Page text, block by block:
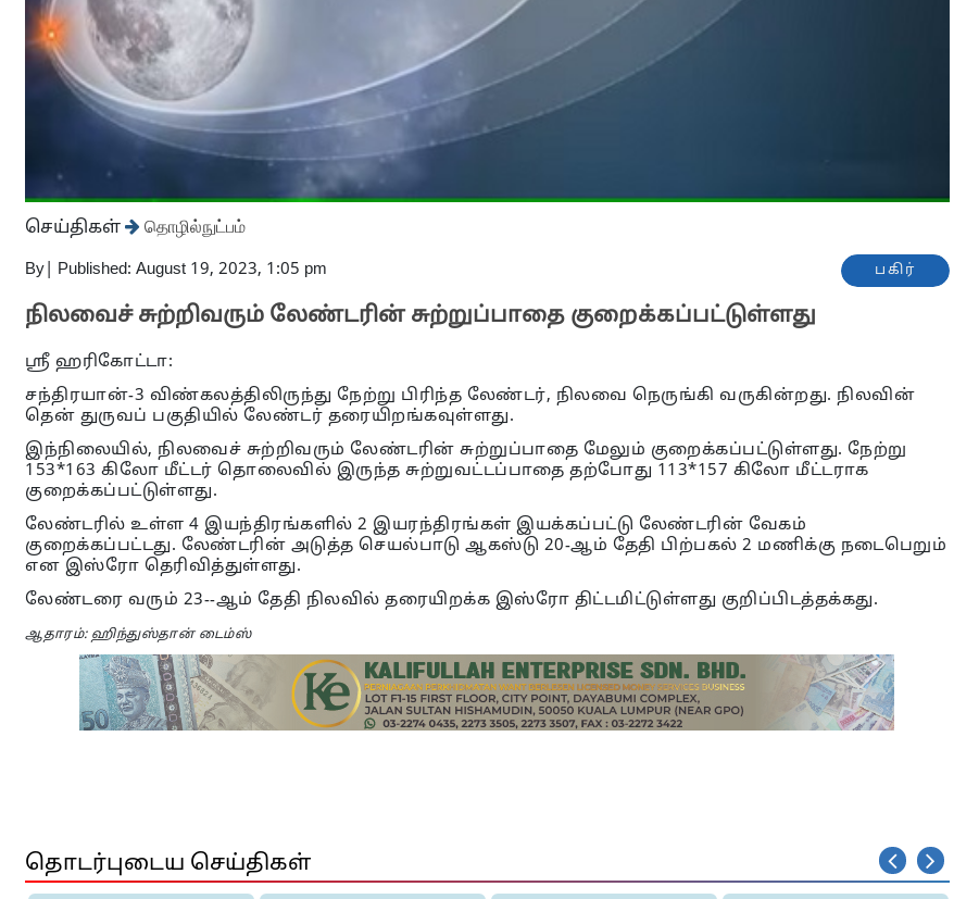
செய்திகள் தொழில்நுட்பம்
By Published: August 19, 2023, 1:05 pm பகிர்
நிலவைச் சுற்றிவரும் லேண்டரின் சுற்றுப்பாதை குறைக்கப்பட்டுள்ளது
ஸ்ரீ ஹரிகோட்டா:
சந்திரயான்-3 விண்கலத்திலிருந்து நேற்று பிரிந்த லேண்டர், நிலவை நெருங்கி வருகின்றது. நிலவின்
தென் துருவப் பகுதியில் லேண்டர் தரையிறங்கவுள்ளது.
இந்நிலையில், நிலவைச் சுற்றிவரும் லேண்டரின் சுற்றுப்பாதை மேலும் குறைக்கப்பட்டுள்ளது. நேற்று
153*163 கிலோ மீட்டர் தொலைவில் இருந்த சுற்றுவட்டப்பாதை தற்போது 113*157 கிலோ மீட்டராக
குறைக்கப்பட்டுள்ளது.
லேண்டரில் உள்ள 4 இயந்திரங்களில் 2 இயரந்திரங்கள் இயக்கப்பட்டு லேண்டரின் வேகம்
குறைக்கப்பட்டது. லேண்டரின் அடுத்த செயல்பாடு ஆகஸ்டு 20-ஆம் தேதி பிற்பகல் 2 மணிக்கு நடைபெறும்
என இஸ்ரோ தெரிவித்துள்ளது.
லேண்டரை வரும் 23--ஆம் தேதி நிலவில் தரையிறக்க இஸ்ரோ திட்டமிட்டுள்ளது குறிப்பிடத்தக்கது.
ஆதாரம்: ஹிந்துஸ்தான் டைம்ஸ்
தொடர்புடைய செய்திகள்